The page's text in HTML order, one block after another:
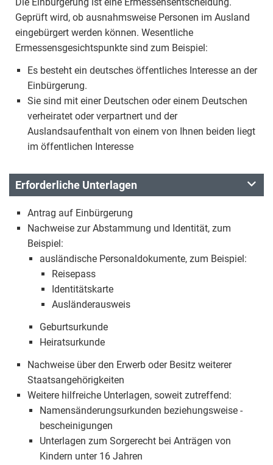
Geprüft wird, ob ausnahmsweise Personen im Ausland
eingebürgert werden können. Wesentliche
Ermessensgesichtspunkte sind zum Beispiel:
Es besteht ein deutsches öffentliches Interesse an der
Einbürgerung.
Sie sind mit einer Deutschen oder einem Deutschen
verheiratet oder verpartnert und der
Auslandsaufenthalt von einem von Ihnen beiden liegt
im öffentlichen Interesse
Erforderliche Unterlagen
Antrag auf Einbürgerung
Nachweise zur Abstammung und Identität, zum
Beispiel:
ausländische Personaldokumente, zum Beispiel:
Reisepass
Identitätskarte
Ausländerausweis
Geburtsurkunde
Heiratsurkunde
Nachweise über den Erwerb oder Besitz weiterer
Staatsangehörigkeiten
Weitere hilfreiche Unterlagen, soweit zutreffend:
Namensänderungsurkunden beziehungsweise -
bescheinigungen
Unterlagen zum Sorgerecht bei Anträgen von
Kindern unter 16 Jahren